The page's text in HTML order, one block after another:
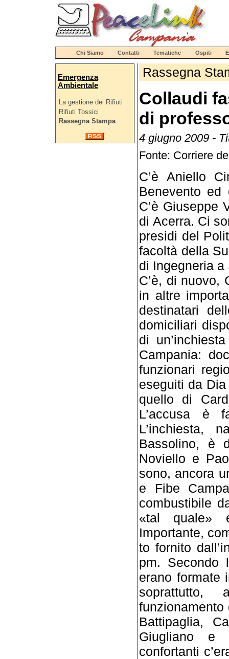
Chi Siamo Contatti Tematiche Ospiti
Emergenza
Ambientale
La gestione dei Rifiuti
Rifiuti Tossici
Rassegna Stampa
Rassegna
Collaudi
di
4 giugno 2009 -
Fonte: Corriere
C’è Aniello
Bene­vento ed
C’è Giuseppe
di Acer­ra. Ci
presidi del
facoltà del­la
di Ingegneria
C’è, di nuovo,
in altre
destinata­ri
domiciliari
di
Campania:
funzionari
eseguiti da
quello di
L’accusa è
L’inchiesta,
Bassolino, è
Noviello e
sono, ancora
e Fibe
com­bustibile
«tal quale»
Importante,
to fornito
pm. Secondo
erano formate
soprattutto,
Battipaglia,
Giugliano e
confortanti